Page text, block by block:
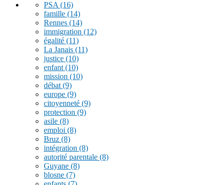
PSA (16)
famille (14)
Rennes (14)
immigration (12)
égalité (11)
La Janais (11)
justice (10)
enfant (10)
mission (10)
débat (9)
europe (9)
citoyenneté (9)
protection (9)
asile (8)
emploi (8)
Bruz (8)
intégration (8)
autorité parentale (8)
Guyane (8)
blosne (7)